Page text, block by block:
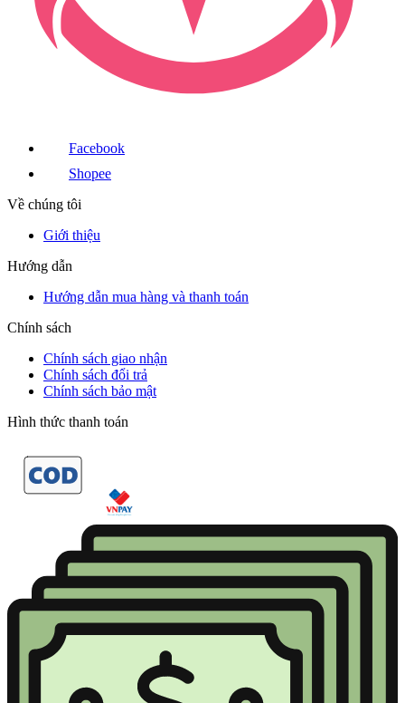
Facebook
Shopee
Về chúng tôi
Giới thiệu
Hướng dẫn
Hướng dẫn mua hàng và thanh toán
Chính sách
Chính sách giao nhận
Chính sách đổi trả
Chính sách bảo mật
Hình thức thanh toán